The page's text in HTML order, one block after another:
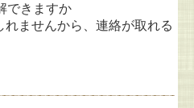
できますか
ませんから、連絡が取れる